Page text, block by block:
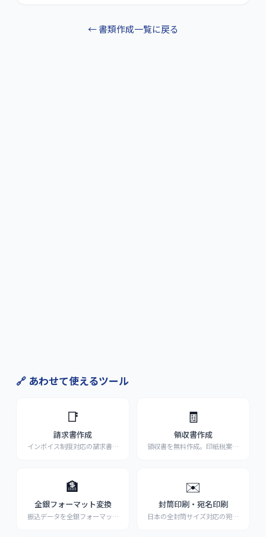
← 書類作成一覧に戻る
🔗 あわせて使えるツール
📑
請求書作成
インボイス制度対応の請求書を
🧾
領収書作成
領収書を無料作成。印紙税案内
🏦
全銀フォーマット変換
振込データを全銀フォーマット
✉️
封筒印刷・宛名印刷
日本の全封筒サイズ対応の宛名